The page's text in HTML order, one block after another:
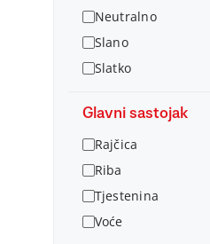
Neutralno
Slano
Slatko
Glavni sastojak
Rajčica
Riba
Tjestenina
Voće